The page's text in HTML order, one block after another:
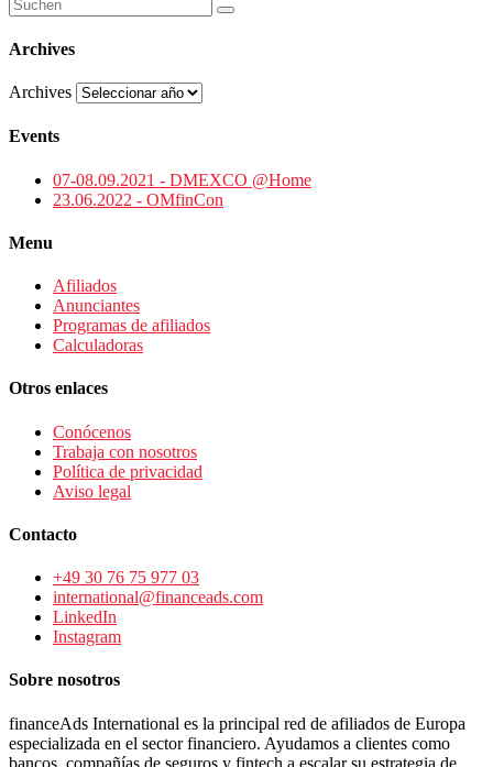
Archives
Archives
Events
07-08.09.2021 - DMEXCO @Home
23.06.2022 - OMfinCon
Menu
Afiliados
Anunciantes
Programas de afiliados
Calculadoras
Otros enlaces
Conócenos
Trabaja con nosotros
Política de privacidad
Aviso legal
Contacto
+49 30 76 75 977 03
international@financeads.com
LinkedIn
Instagram
Sobre nosotros
financeAds International es la principal red de afiliados de Europa
especializada en el sector financiero. Ayudamos a clientes como
bancos, compañías de seguros y fintech a escalar su estrategia de